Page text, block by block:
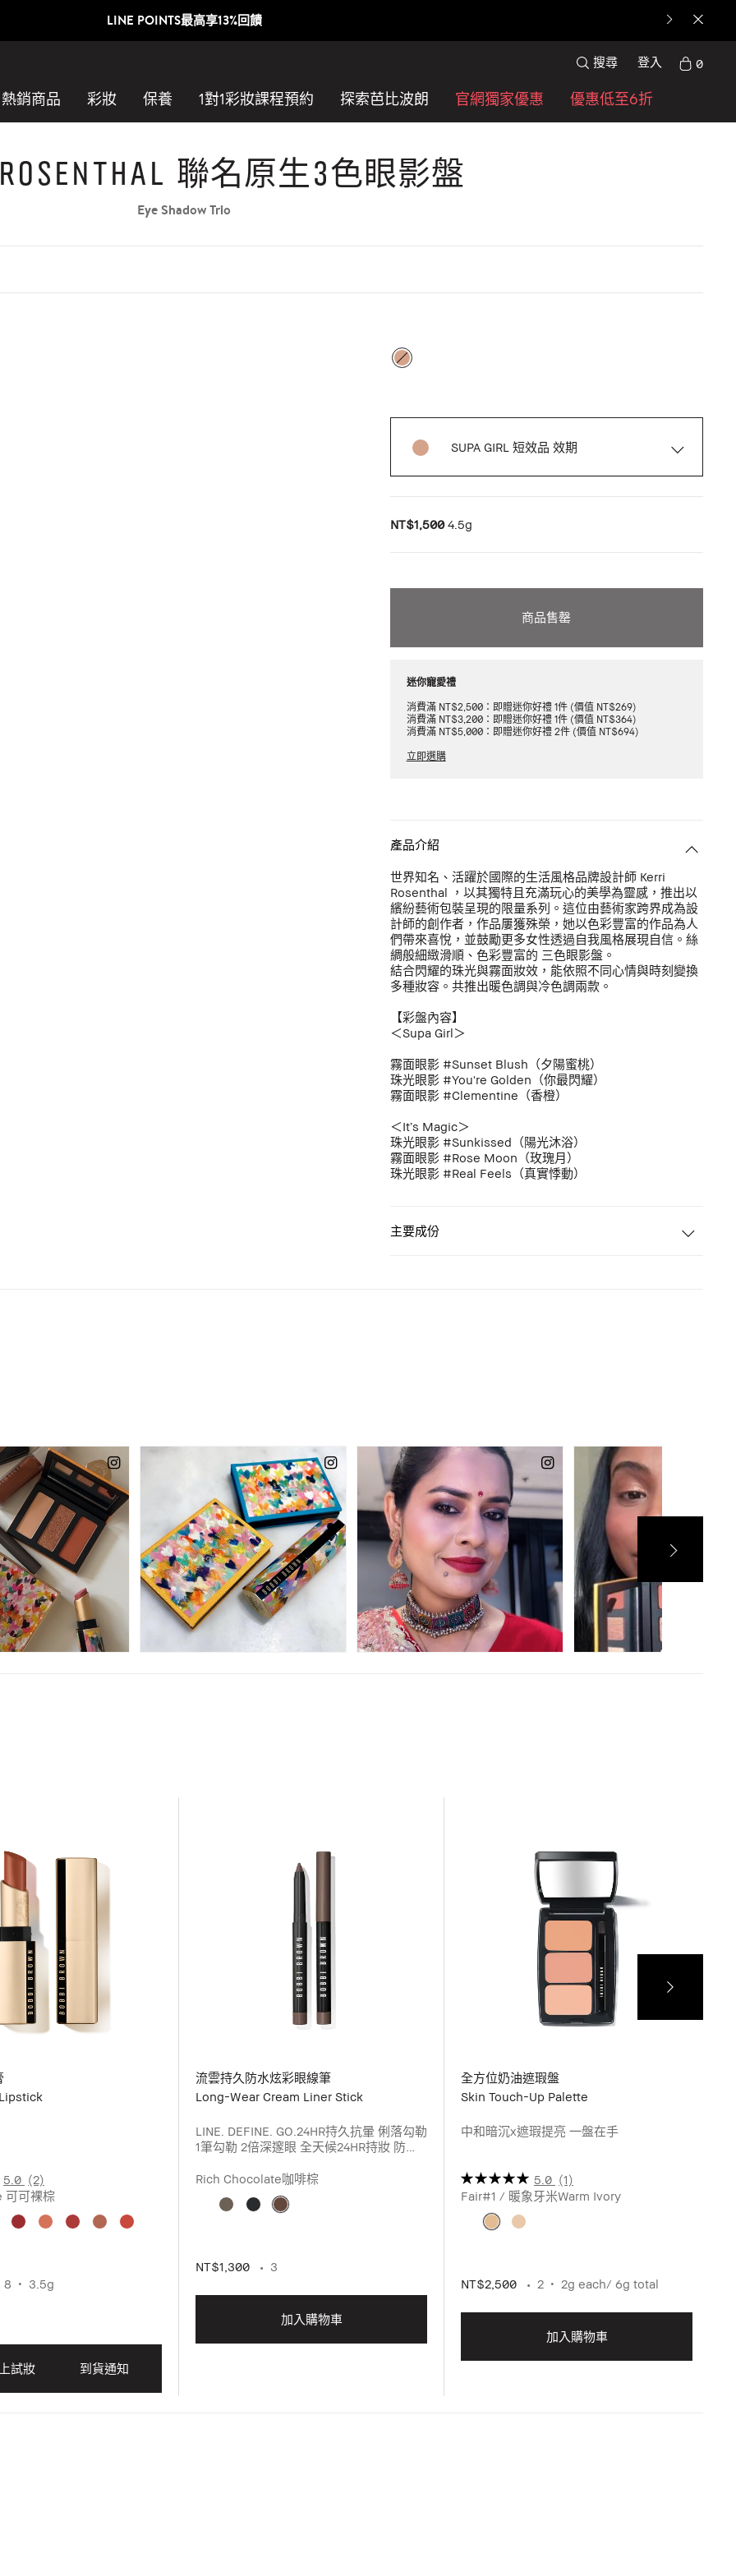
LINE POINTS最高享13%回饋
熱銷商品 彩妝 保養 1對1彩妝課程預約​ 探索芭比波朗 官網獨家優惠 優惠低至6折
搜尋 登入 0
聯名原生3色眼影盤
Eye Shadow Trio
SUPA GIRL 短效品 效期
NT$1,5004.5g
商品售罄
迷你寵愛禮
消費滿 NT$2,500：即贈迷你好禮 1件 (價值 NT$269)
消費滿 NT$3,200：即贈迷你好禮 1件 (價值 NT$364)
消費滿 NT$5,000：即贈迷你好禮 2件 (價值 NT$694)
立即選購
產品介紹
世界知名、活躍於國際的生活風格品牌設計師 Kerri
Rosenthal ，以其獨特且充滿玩心的美學為靈感，推出以
繽紛藝術包裝呈現的限量系列。這位由藝術家跨界成為設
計師的創作者，作品屢獲殊榮，她以色彩豐富的作品為人
們帶來喜悅，並鼓勵更多女性透過自我風格展現自信。絲
綢般細緻滑順、色彩豐富的 三色眼影盤。
結合閃耀的珠光與霧面妝效，能依照不同心情與時刻變換
多種妝容。共推出暖色調與冷色調兩款。
【彩盤內容】
＜Supa Girl＞
霧面眼影 #Sunset Blush（夕陽蜜桃）
珠光眼影 #You're Golden（你最閃耀）
霧面眼影 #Clementine（香橙）
＜It’s Magic＞
珠光眼影 #Sunkissed（陽光沐浴）
霧面眼影 #Rose Moon（玫瑰月）
珠光眼影 #Real Feels（真實悸動）
主要成份
5.0 (2)
可可裸棕
8 3.5g
試妝 到貨通知
流雲持久防水炫彩眼線筆
Long-Wear Cream Liner Stick
LINE. DEFINE. GO.24HR持久抗暈 俐落勾勒
1筆勾勒 2倍深邃眼 全天候24HR持妝 防
鬆駕馭濃淡眼線 完美掌握不同風格奶油滑
順質地 絲柔筆觸 1筆輕鬆完妝
Rich Chocolate咖啡棕
NT$1,300 3
加入購物車
全方位奶油遮瑕盤
Skin Touch-Up Palette
中和暗沉x遮瑕提亮 一盤在手
5.0 (1)
Fair#1 / 暖象牙米Warm Ivory
NT$2,500 2 2g each/ 6g total
加入購物車